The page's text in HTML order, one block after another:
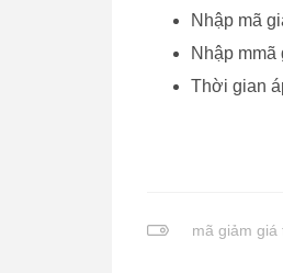
Nhập mã
Nhập
Thời gian
mã giảm giá